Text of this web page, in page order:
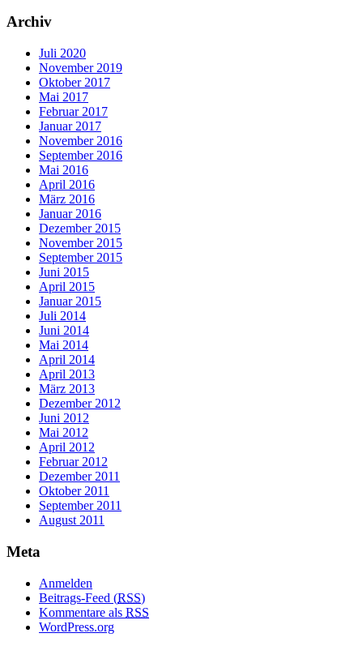
Archiv
Juli 2020
November 2019
Oktober 2017
Mai 2017
Februar 2017
Januar 2017
November 2016
September 2016
Mai 2016
April 2016
März 2016
Januar 2016
Dezember 2015
November 2015
September 2015
Juni 2015
April 2015
Januar 2015
Juli 2014
Juni 2014
Mai 2014
April 2014
April 2013
März 2013
Dezember 2012
Juni 2012
Mai 2012
April 2012
Februar 2012
Dezember 2011
Oktober 2011
September 2011
August 2011
Meta
Anmelden
Beitrags-Feed (RSS)
Kommentare als RSS
WordPress.org